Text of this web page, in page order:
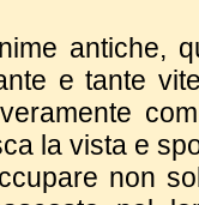
antiche,
e tante
la vista e
non